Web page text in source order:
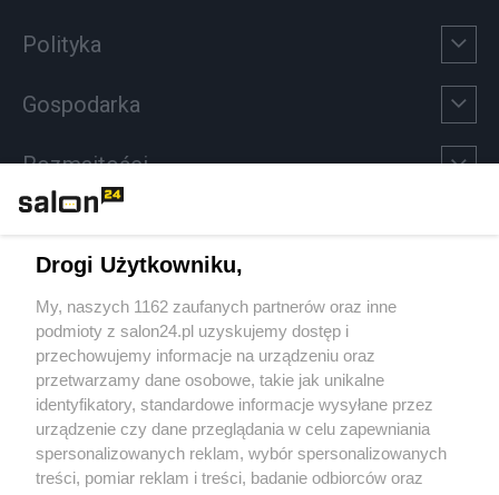
Polityka
Gospodarka
Rozmaitości
Sport
Społeczeństwo
Kultura
Drogi Użytkowniku,
My, naszych 1162 zaufanych partnerów oraz inne
podmioty z salon24.pl uzyskujemy dostęp i
przechowujemy informacje na urządzeniu oraz
przetwarzamy dane osobowe, takie jak unikalne
identyfikatory, standardowe informacje wysyłane przez
urządzenie czy dane przeglądania w celu zapewniania
spersonalizowanych reklam, wybór spersonalizowanych
treści, pomiar reklam i treści, badanie odbiorców oraz